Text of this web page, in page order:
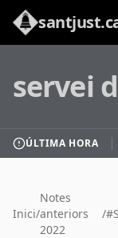
servei
ÚLTIMA HORA
Inici/
Notes
anteriors
2022
/